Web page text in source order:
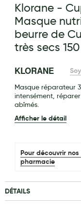
Accessoires,
Bouillottes
Parfums et bougies
Mon bébé
Soins bébé
Laits infantiles
Toilette du bébé
Klorane -
Masque
beurre de
très secs
KLORANE
Masque réparateur
intensément,
abîmés.
Afficher le détail
Pour découvrir
pharmacie
DÉTAILS